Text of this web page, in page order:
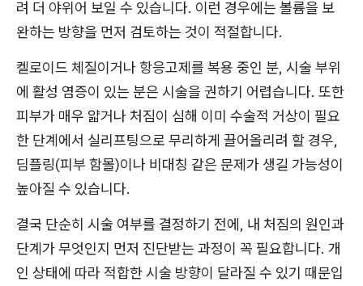
려 더 야위어 보일 수 있습니다. 이런 경우에는 볼륨을 보
완하는 방향을 먼저 검토하는 것이 적절합니다.
켈로이드 체질이거나 항응고제를 복용 중인 분, 시술 부위
에 활성 염증이 있는 분은 시술을 권하기 어렵습니다. 또한
피부가 매우 얇거나 처짐이 심해 이미 수술적 거상이 필요
한 단계에서 실리프팅으로 무리하게 끌어올리려 할 경우,
딤플링(피부 함몰)이나 비대칭 같은 문제가 생길 가능성이
높아질 수 있습니다.
결국 단순히 시술 여부를 결정하기 전에, 내 처짐의 원인과
단계가 무엇인지 먼저 진단받는 과정이 꼭 필요합니다. 개
인 상태에 따라 적합한 시술 방향이 달라질 수 있기 때문입